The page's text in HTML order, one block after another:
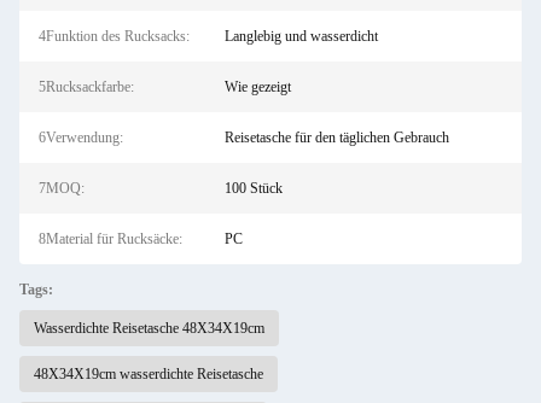
4Funktion des Rucksacks: Langlebig und wasserdicht
5Rucksackfarbe: Wie gezeigt
6Verwendung: Reisetasche für den täglichen Gebrauch
7MOQ: 100 Stück
8Material für Rucksäcke: PC
Tags:
Wasserdichte Reisetasche 48X34X19cm
48X34X19cm wasserdichte Reisetasche